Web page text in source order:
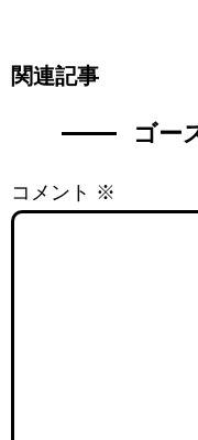
関連記事
ゴー
コメント ※